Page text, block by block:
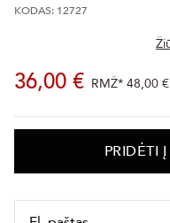
KODAS: 12727
36,00 € RMŽ* 48,00 €
PRIDĖTI